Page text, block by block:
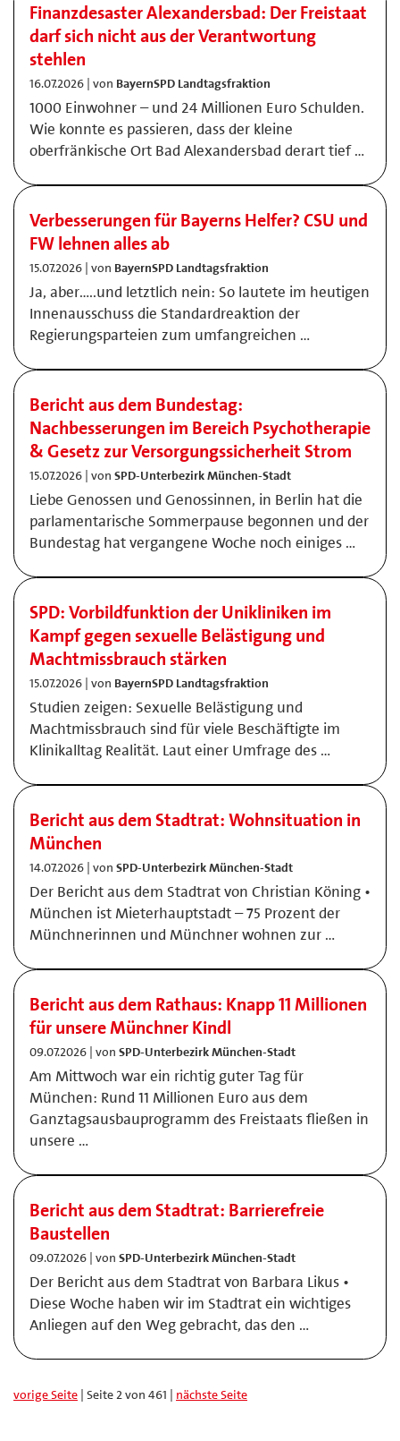
Finanzdesaster Alexandersbad: Der Freistaat
darf sich nicht aus der Verantwortung
stehlen
16.07.2026 | von BayernSPD Landtagsfraktion
1000 Einwohner – und 24 Millionen Euro Schulden.
Wie konnte es passieren, dass der kleine
oberfränkische Ort Bad Alexandersbad derart tief …
Verbesserungen für Bayerns Helfer? CSU und
FW lehnen alles ab
15.07.2026 | von BayernSPD Landtagsfraktion
Ja, aber…..und letztlich nein: So lautete im heutigen
Innenausschuss die Standardreaktion der
Regierungsparteien zum umfangreichen …
Bericht aus dem Bundestag:
Nachbesserungen im Bereich Psychotherapie
& Gesetz zur Versorgungssicherheit Strom
15.07.2026 | von SPD-Unterbezirk München-Stadt
Liebe Genossen und Genossinnen, in Berlin hat die
parlamentarische Sommerpause begonnen und der
Bundestag hat vergangene Woche noch einiges …
SPD: Vorbildfunktion der Unikliniken im
Kampf gegen sexuelle Belästigung und
Machtmissbrauch stärken
15.07.2026 | von BayernSPD Landtagsfraktion
Studien zeigen: Sexuelle Belästigung und
Machtmissbrauch sind für viele Beschäftigte im
Klinikalltag Realität. Laut einer Umfrage des …
Bericht aus dem Stadtrat: Wohnsituation in
München
14.07.2026 | von SPD-Unterbezirk München-Stadt
Der Bericht aus dem Stadtrat von Christian Köning •
München ist Mieterhauptstadt – 75 Prozent der
Münchnerinnen und Münchner wohnen zur …
Bericht aus dem Rathaus: Knapp 11 Millionen
für unsere Münchner Kindl
09.07.2026 | von SPD-Unterbezirk München-Stadt
Am Mittwoch war ein richtig guter Tag für
München: Rund 11 Millionen Euro aus dem
Ganztagsausbauprogramm des Freistaats fließen in
unsere …
Bericht aus dem Stadtrat: Barrierefreie
Baustellen
09.07.2026 | von SPD-Unterbezirk München-Stadt
Der Bericht aus dem Stadtrat von Barbara Likus •
Diese Woche haben wir im Stadtrat ein wichtiges
Anliegen auf den Weg gebracht, das den …
vorige Seite | Seite 2 von 461 | nächste Seite